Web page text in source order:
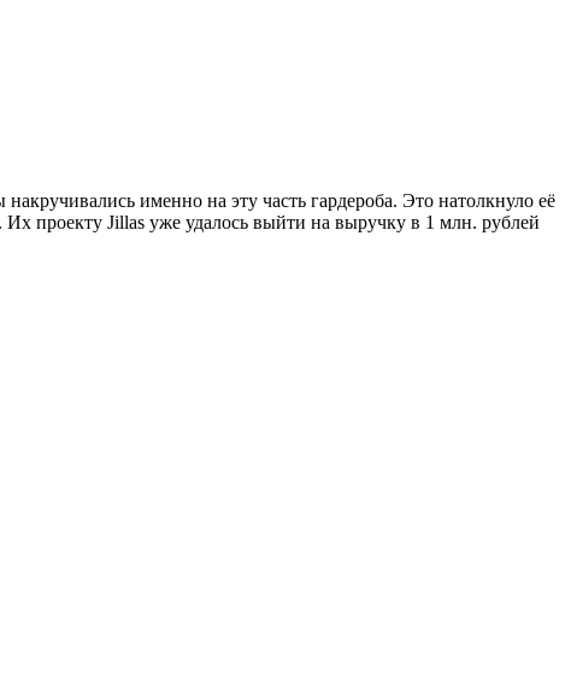
именно на эту часть гардероба. Это натолкнуло её
Их проекту Jillas уже удалось выйти на выручку в 1 млн. рублей